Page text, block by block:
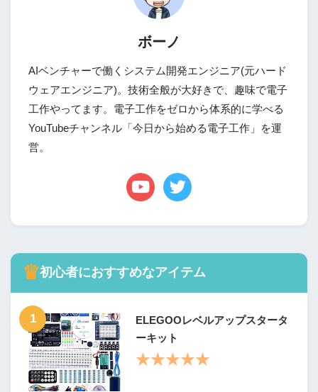
ボーノ
AIベンチャーで働くシステム開発エンジニア(元ハード
ウェアエンジニア)。技術全般が大好きで、趣味で電子
工作やってます。電子工作をゼロから体系的に学べる
YouTubeチャンネル「今日から始める電子工作」を運
営。
♛初心者におすすめなアイテム
1
ELEGOOレベルアップスタータ
ーキット
★★★★★